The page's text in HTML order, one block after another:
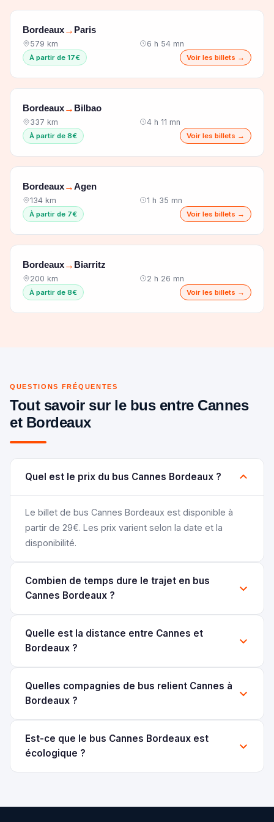
Bordeaux→ Paris
579 km 6 h 54 mn
À partir de 17€ Voir les billets →
Bordeaux→ Bilbao
337 km 4 h 11 mn
À partir de 8€ Voir les billets →
Bordeaux→Agen
134 km 1 h 35 mn
À partir de 7€ Voir les billets →
Bordeaux→ Biarritz
200 km 2 h 26 mn
À partir de 8€ Voir les billets →
QUESTIONS FRÉQUENTES
Tout savoir sur le bus entre Cannes
et Bordeaux
Quel est le prix du bus Cannes Bordeaux ?
Le billet de bus Cannes Bordeaux est disponible à
partir de 29€. Les prix varient selon la date et la
disponibilité.
Combien de temps dure le trajet en bus
Cannes Bordeaux ?
Quelle est la distance entre Cannes et
Bordeaux ?
Quelles compagnies de bus relient Cannes à
Bordeaux ?
Est-ce que le bus Cannes Bordeaux est
écologique ?